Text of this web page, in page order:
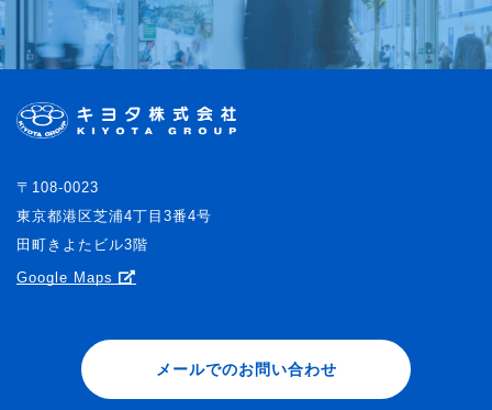
〒108-0023
東京都港区芝浦4丁目3番4号
田町きよたビル3階
Google Maps
メールでのお問い合わせ